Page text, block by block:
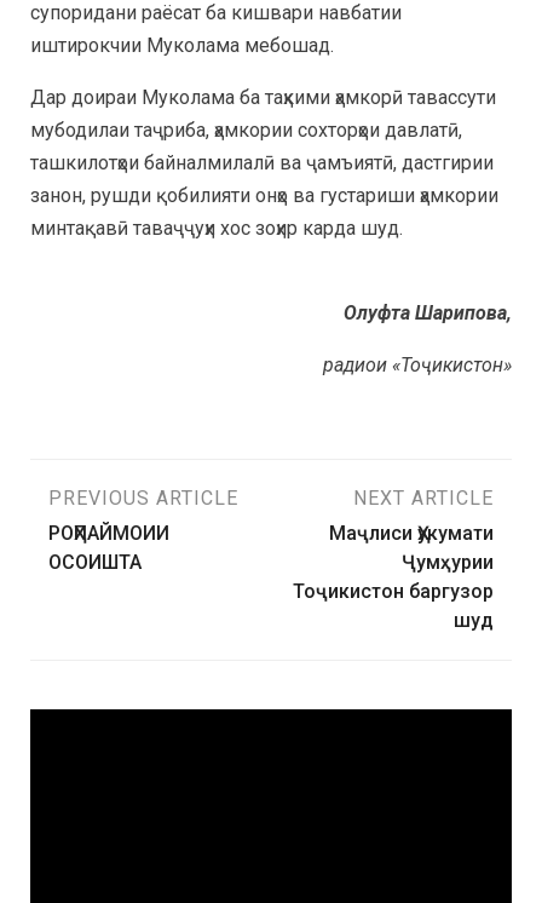
супоридани раёсат ба кишвари навбатии
иштирокчии Муколама мебошад.
Дар доираи Муколама ба таҳкими ҳамкорӣ тавассути
мубодилаи таҷриба, ҳамкории сохторҳои давлатӣ,
ташкилотҳои байналмилалӣ ва ҷамъиятӣ, дастгирии
занон, рушди қобилияти онҳо ва густариши ҳамкории
минтақавӣ таваҷҷуҳи хос зоҳир карда шуд.
Олуфта Шарипова,
радиои «Тоҷикистон»
PREVIOUS ARTICLE
РОҲПАЙМОИИ
ОСОИШТА
NEXT ARTICLE
Маҷлиси Ҳукумати
Ҷумҳурии
Тоҷикистон баргузор
шуд